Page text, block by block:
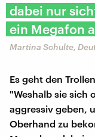
dabei nur
ein Megafon
Martina Schulte,
Es geht den
"Weshalb sie sich
aggressiv geben,
Oberhand zu